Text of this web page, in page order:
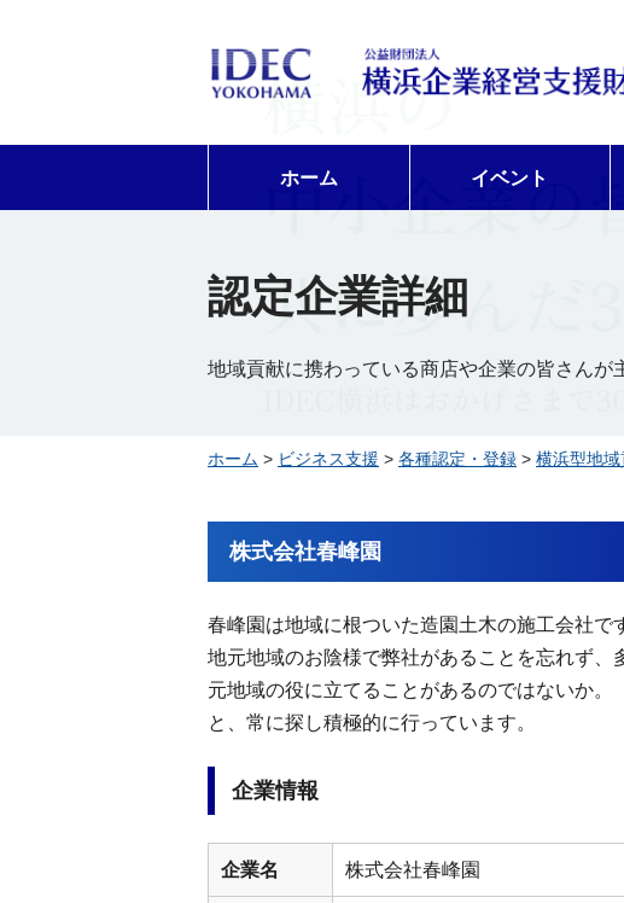
ホーム イベント
認定企業詳細
地域貢献に携わっている商店や企業の皆さんが
ホーム > ビジネス支援 > 各種認定・登録 > 横浜型地
株式会社春峰園
春峰園は地域に根ついた造園土木の施工会社で
地元地域のお陰様で弊社があることを忘れず
元地域の役に立てることがあるのではないか。
と、常に探し積極的に行っています。
企業情報
企業名 株式会社春峰園